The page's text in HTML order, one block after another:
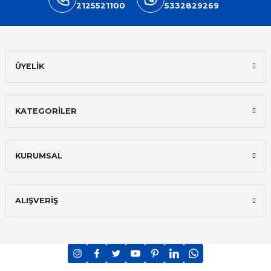
PCI-DSS Ödeme Güvenliği
2125521100 5332829269
ÜYELİK
KATEGORİLER
KURUMSAL
ALIŞVERİŞ